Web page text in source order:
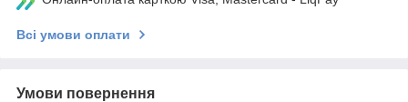
Всі умови оплати
Умови повернення